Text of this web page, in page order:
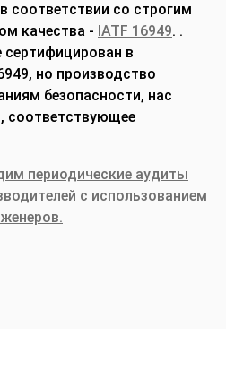
соответствии со строгим
качества - IATF 16949. .
сертифицирован в
но производство
безопасности, нас
соответствующее
периодические аудиты
с использованием